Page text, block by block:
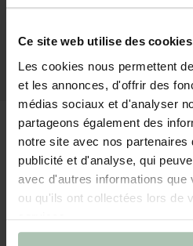
Ce site web utilise des
Les cookies nous permettent
et les annonces, d'offrir des
médias sociaux et d'analyser
partageons également des
notre site avec nos
publicité et d'analyse, qui
avec d'autres informations que
ou qu'ils ont collectées lors de
services.
Miroir mural en rotin - marron
159.98/ 2 pc